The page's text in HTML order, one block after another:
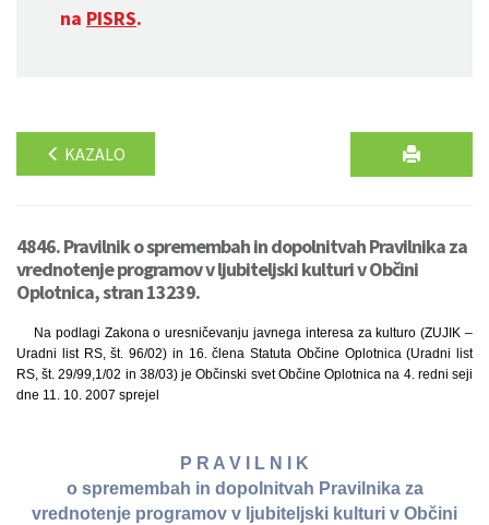
na PISRS.
KAZALO
4846. Pravilnik o spremembah in dopolnitvah Pravilnika za
vrednotenje programov v ljubiteljski kulturi v Občini
Oplotnica, stran 13239.
Na podlagi Zakona o uresničevanju javnega interesa za kulturo (ZUJIK –
Uradni list RS, št. 96/02) in 16. člena Statuta Občine Oplotnica (Uradni list
RS, št. 29/99,1/02 in 38/03) je Občinski svet Občine Oplotnica na 4. redni seji
dne 11. 10. 2007 sprejel
P R A V I L N I K
o spremembah in dopolnitvah Pravilnika za
vrednotenje programov v ljubiteljski kulturi v Občini